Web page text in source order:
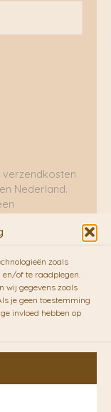
zoals
of te raadplegen.
wij gegevens zoals
je geen toestemming
invloed hebben op
verzendkosten
Nederland.
bezorgdienst
voor
dag,
in de
dag. En